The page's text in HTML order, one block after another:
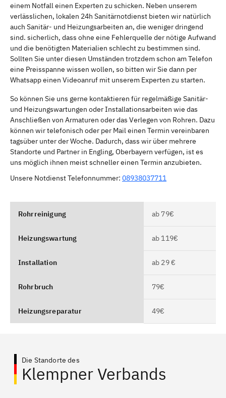
einem Notfall einen Experten zu schicken. Neben unserem
verlässlichen, lokalen 24h Sanitärnotdienst bieten wir natürlich
auch Sanitär- und Heizungsarbeiten an, die weniger dringend
sind. sicherlich, dass ohne eine Fehlerquelle der nötige Aufwand
und die benötigten Materialien schlecht zu bestimmen sind.
Sollten Sie unter diesen Umständen trotzdem schon am Telefon
eine Preisspanne wissen wollen, so bitten wir Sie dann per
Whatsapp einen Videoanruf mit unserem Experten zu starten.
So können Sie uns gerne kontaktieren für regelmäßige Sanitär-
und Heizungswartungen oder Installationsarbeiten wie das
Anschließen von Armaturen oder das Verlegen von Rohren. Dazu
können wir telefonisch oder per Mail einen Termin vereinbaren
tagsüber unter der Woche. Dadurch, dass wir über mehrere
Standorte und Partner in Engling, Oberbayern verfügen, ist es
uns möglich ihnen meist schneller einen Termin anzubieten.
Unsere Notdienst Telefonnummer: 08938037711
Rohrreinigung ab 79€
Heizungswartung ab 119€
Installation ab 29 €
Rohrbruch 79€
Heizungsreparatur 49€
Die Standorte des
Klempner Verbands